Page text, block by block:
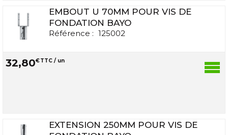
EMBOUT U 70MM POUR VIS DE
FONDATION BAYO
Référence : 125002
32,80€TTC / un
EXTENSION 250MM POUR VIS DE